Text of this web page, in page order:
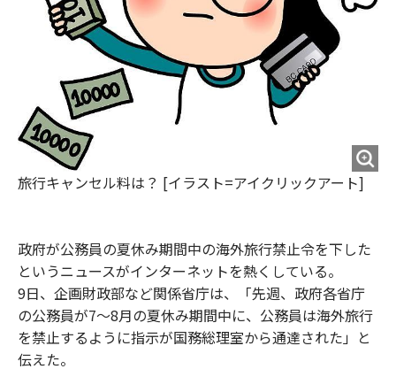
旅行キャンセル料は？ [イラスト=アイクリックアート]
政府が公務員の夏休み期間中の海外旅行禁止令を下した
というニュースがインターネットを熱くしている。
9日、企画財政部など関係省庁は、「先週、政府各省庁
の公務員が7〜8月の夏休み期間中に、公務員は海外旅行
を禁止するように指示が国務総理室から通達された」と
伝えた。